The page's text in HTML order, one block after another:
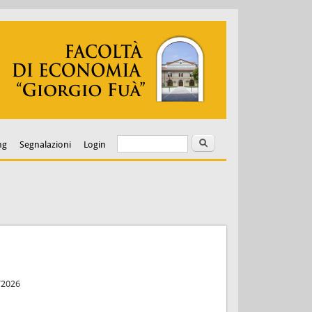
Segnalazioni Login Form di ricerca
Cerca